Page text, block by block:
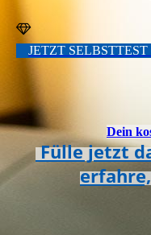
JETZT SELBSTTEST
Dein
Fülle jetzt